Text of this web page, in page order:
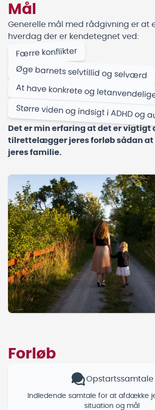
Mål
Generelle mål med rådgivning er at
hverdag der er kendetegnet ved:
Færre konflikter
Øge barnets selvtillid og selværd
At have konkrete og
Større viden og indsigt i ADHD og
Det er min erfaring at det er vigtigt
tilrettelægger jeres forløb sådan at
jeres familie.
Forløb
Opstartssamtale
Indledende samtale for at afdække
situation og mål